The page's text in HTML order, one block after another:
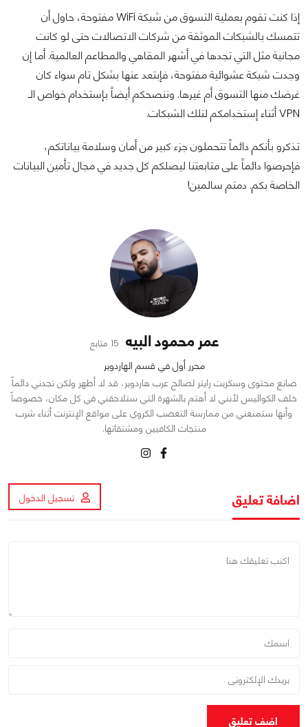
إذا كنت تقوم بعملية التسوق من شبكة WiFi مفتوحة، حاول أن
تتمسك بالشبكات الموثقة من شركات الاتصالات حتى لو كانت
مجانية مثل التي تجدها في أشهر المقاهي والمطاعم العالمية. أما إن
وجدت شبكة عشوائية مفتوحة، فإبتعد عنها بشكل تام سواء كان
غرضك منها التسوق أم غيرها. وننصحكم أيضاً بإستخدام خواص الـ
VPN أثناء إستخدامكم لتلك الشبكات.
تذكرو بأنكم دائماً تتحملون جزء كبير من أمان وسلامة بياناتكم،
فإحرصوا دائماً على متابعتنا ليصلكم كل جديد في مجال تأمين البيانات
الخاصة بكم. دمتم سالمين!
عمر محمود البيه 15 متابع
محرر أول في قسم الهاردوير
صانع محتوى وسكربت رايتر لصالح عرب هاردوير، قد لا أظهر ولكن تجدني دائماً
خلف الكواليس لأنني لا أهتم بالشهرة التي ستلاحقني في كل مكان، خصوصاً
وأنها ستمنعني من ممارسة التعصب الكروي على مواقع الإنترنت أثناء شرب
منتجات الكافيين ومشتقاتها.
اضافة تعليق تسجيل الدخول
اضف تعليق